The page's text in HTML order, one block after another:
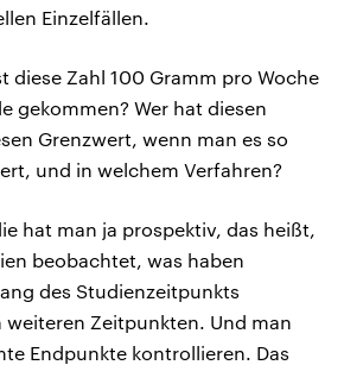
Einzelfällen.
diese Zahl 100 Gramm pro Woche
gekommen? Wer hat diesen
Grenzwert, wenn man es so
und in welchem Verfahren?
hat man ja prospektiv, das heißt,
beobachtet, was haben
des Studienzeitpunkts
weiteren Zeitpunkten. Und man
Endpunkte kontrollieren. Das